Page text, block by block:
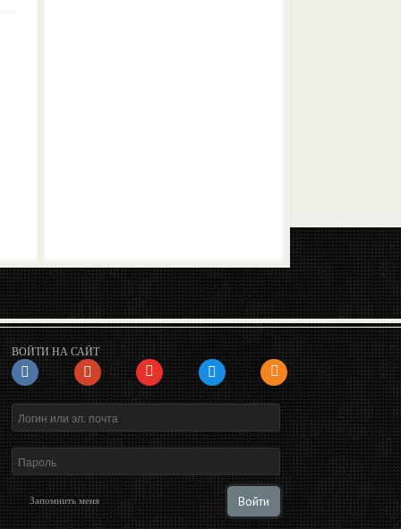
ВОЙТИ НА САЙТ
Запомнить меня Войти